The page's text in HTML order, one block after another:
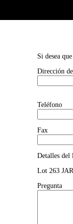
Si desea
Dirección
Teléfono
Fax
Detalles del
Lot 263
Pregunta